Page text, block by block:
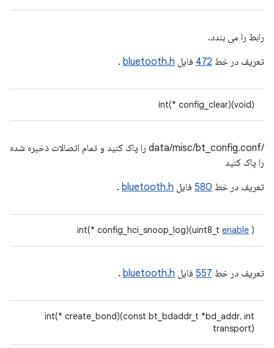
رابط را می بندد.
تعریف در خط 472 فایل bluetooth.h
.
int(* config_clear)(void)
/data/misc/bt_config.conf را پاک کنید و تمام اتصالات ذخیره شده
را پاک کنید
تعریف در خط 580 فایل bluetooth.h
.
int(* config_hci_snoop_log)(uint8_t enable )
تعریف در خط 557 فایل bluetooth.h
.
int(* create_bond)(const bt_bdaddr_t *bd_addr، int
transport)